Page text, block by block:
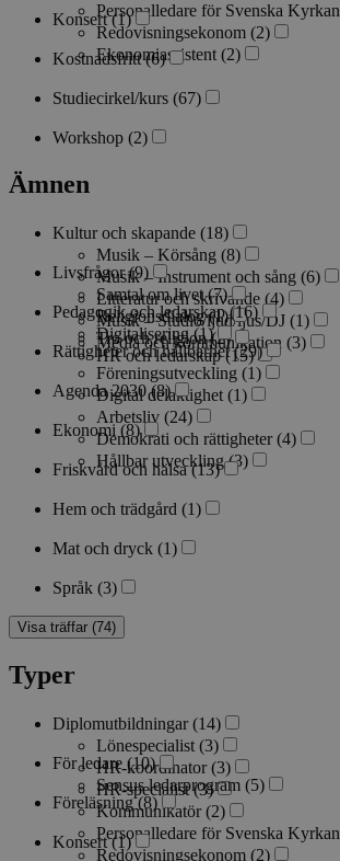
Personalledare för Svenska Kyrkan
Redovisningsekonom (2)
Ekonomiassistent (2)
Konsert (1)
Kostnadsfritt (6)
Studiecirkel/kurs (67)
Workshop (2)
Ämnen
Kultur och skapande (18)
Musik – Körsång (8)
Musik – Instrument och sång (6)
Litteratur och skrivande (4)
Musik – Studio/ljud/ljus/DJ (1)
Media och kommunikation (3)
Livsfrågor (9)
Samtal om livet (7)
Religionsdialog (1)
Tro och religion (2)
Pedagogik och ledarskap (16)
Digitalisering (1)
HR och ledarskap (15)
Rättigheter och hållbarhet (29)
Föreningsutveckling (1)
Digital delaktighet (1)
Arbetsliv (24)
Demokrati och rättigheter (4)
Hållbar utveckling (3)
Agenda 2030 (8)
Ekonomi (8)
Friskvård och hälsa (13)
Hem och trädgård (1)
Mat och dryck (1)
Språk (3)
Visa träffar (74)
Typer
Diplomutbildningar (14)
Lönespecialist (3)
HR-koordinator (3)
HR-specialist (3)
Kommunikatör (2)
Personalledare för Svenska Kyrkan
Redovisningsekonom (2)
För ledare (10)
Sensus ledarprogram (5)
Föreläsning (8)
Konsert (1)